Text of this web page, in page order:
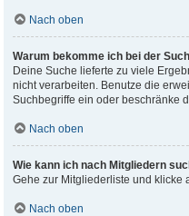
Nach oben
Warum bekomme ich bei der
Deine Suche lieferte zu viele
nicht verarbeiten. Benutze die
Suchbegriffe ein oder beschränke
Nach oben
Wie kann ich nach Mitgliedern
Gehe zur Mitgliederliste und klicke
Nach oben